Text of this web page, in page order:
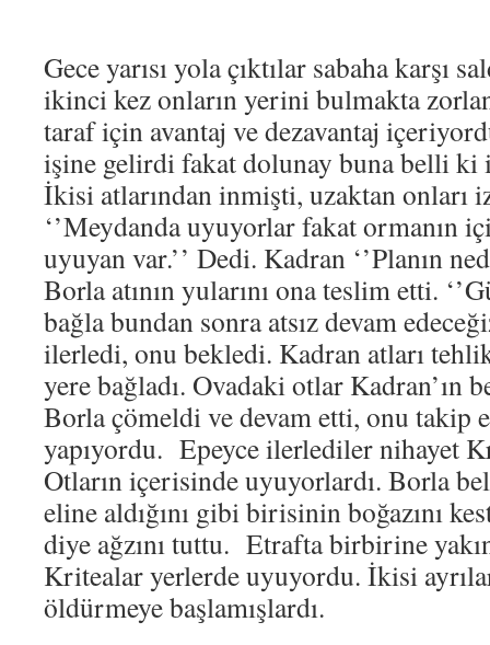
Gece yarısı yola çıktılar sabaha karşı
ikinci kez onların yerini bulmakta
taraf için avantaj ve dezavantaj
işine gelirdi fakat dolunay buna belli
İkisi atlarından inmişti, uzaktan onları
‘’Meydanda uyuyorlar fakat ormanın
uyuyan var.’’ Dedi. Kadran ‘’Planın
Borla atının yularını ona teslim etti.
bağla bundan sonra atsız devam
ilerledi, onu bekledi. Kadran atları
yere bağladı. Ovadaki otlar Kadran’ın
Borla çömeldi ve devam etti, onu takip
yapıyordu. Epeyce ilerlediler nihayet
Otların içerisinde uyuyorlardı. Borla
eline aldığını gibi birisinin boğazını
diye ağzını tuttu. Etrafta birbirine
Kritealar yerlerde uyuyordu. İkisi
öldürmeye başlamışlardı.